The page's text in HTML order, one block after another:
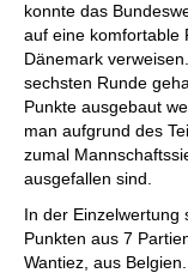
konnte das
auf eine komfortable
Dänemark
sechsten Runde
Punkte ausgebaut
man aufgrund des
zumal
ausgefallen sind.
In der Einzelwertung
Punkten aus 7
Wantiez, aus